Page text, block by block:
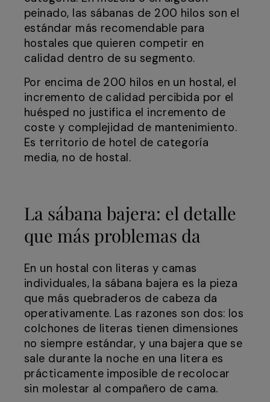
peinado, las sábanas de 200 hilos son el
estándar más recomendable para
hostales que quieren competir en
calidad dentro de su segmento.
Por encima de 200 hilos en un hostal, el
incremento de calidad percibida por el
huésped no justifica el incremento de
coste y complejidad de mantenimiento.
Es territorio de hotel de categoría
media, no de hostal.
La sábana bajera: el detalle
que más problemas da
En un hostal con literas y camas
individuales, la sábana bajera es la pieza
que más quebraderos de cabeza da
operativamente. Las razones son dos: los
colchones de literas tienen dimensiones
no siempre estándar, y una bajera que se
sale durante la noche en una litera es
prácticamente imposible de recolocar
sin molestar al compañero de cama.